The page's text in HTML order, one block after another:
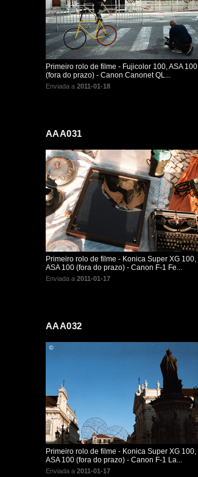
Primeiro rolo de filme - Fujicolor 100, ASA 100
(fora do prazo) - Canon Canonet QL...
Enviada a 2011-01-18
AAA031
Primeiro rolo de filme - Konica Super XG 100,
ASA 100 (fora do prazo) - Canon F-1 Fe...
Enviada a 2011-01-17
AAA032
Primeiro rolo de filme - Konica Super XG 100,
ASA 100 (fora do prazo) - Canon F-1 La...
Enviada a 2011-01-17